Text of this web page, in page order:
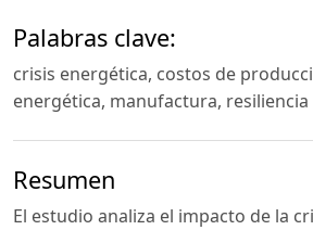
Palabras clave:
crisis energética, costos de
energética, manufactura,
Resumen
El estudio analiza el impacto de la